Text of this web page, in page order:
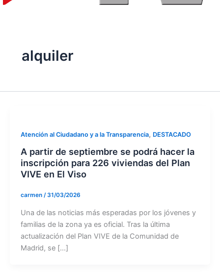
alquiler
Atención al Ciudadano y a la Transparencia, DESTACADO
A partir de septiembre se podrá hacer la
inscripción para 226 viviendas del Plan
VIVE en El Viso
carmen /31/03/2026
Una de las noticias más esperadas por los jóvenes y
familias de la zona ya es oficial. Tras la última
actualización del Plan VIVE de la Comunidad de
Madrid, se […]